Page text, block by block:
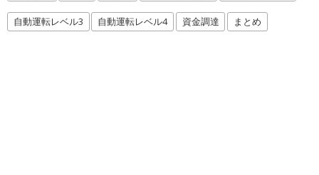
自動運転レベル3 自動運転レベル4 資金調達 まとめ